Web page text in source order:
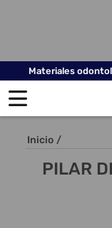
Materiales
Inicio /
PILAR